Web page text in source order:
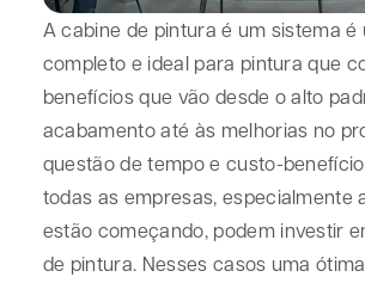
A cabine de pintura é um sistema é
completo e ideal para pintura que
benefícios que vão desde o alto
acabamento até às melhorias no
questão de tempo e custo-
todas as empresas, especialmente
estão começando, podem investir
de pintura. Nesses casos uma